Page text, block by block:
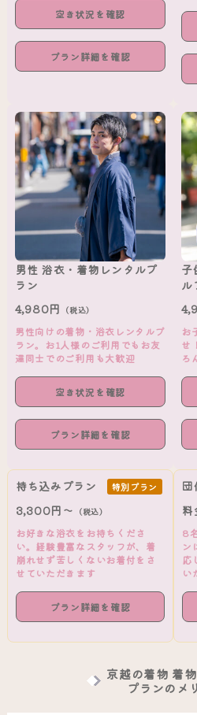
空き状況を確認
プラン詳細を確認
男性 浴衣・着物レンタルプ
ラン
4,980円 （税込）
男性向けの着物・浴衣レンタルプ
ラン。お1人様のご利用でもお友
達同士でのご利用も大歓迎
空き状況を確認
プラン詳細を確認
子
ル
お
せ
ろ
持ち込みプラン 特別プラン
3,300円～ （税込）
お好きな浴衣をお持ちくださ
い。経験豊富なスタッフが、着
崩れせず苦しくないお着付をさ
せていただきます
プラン詳細を確認
団
料
8
ン
応
い
京越の着物 着
プランのメ